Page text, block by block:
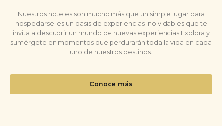
Nuestros hoteles son mucho más que un simple lugar para
hospedarse; es un oasis de experiencias inolvidables que te
invita a descubrir un mundo de nuevas experiencias.Explora y
sumérgete en momentos que perdurarán toda la vida en cada
uno de nuestros destinos.
Conoce más